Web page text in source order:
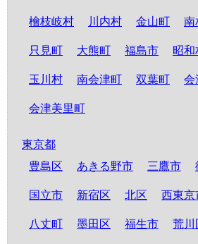
檜枝岐村 川内村 金山町 南
只見町 大熊町 福島市 昭和
玉川村 南会津町 双葉町 会
会津美里町
東京都
豊島区
あきる野市 三鷹市
国立市 新宿区 北区 西東京
八丈町 墨田区 福生市 荒川